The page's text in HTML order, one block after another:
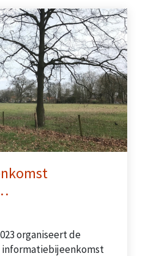
organiseert de
informatiebijeenkomst